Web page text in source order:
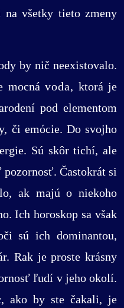
na všetky tieto zmeny
by nič neexistovalo.
mocnávoda, ktorá je
pod elementom
či emócie. Do svojho
Sú skôr tichí, ale
pozornosť. Častokrát si
ak majú o niekoho
Ich horoskop sa však
sú ich dominantou,
Rak je proste krásny
ľudí v jeho okolí.
ako by ste čakali, je